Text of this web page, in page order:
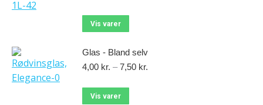
Vis varer
Glas - Bland selv
4,00 kr. –7,50 kr.
Vis varer